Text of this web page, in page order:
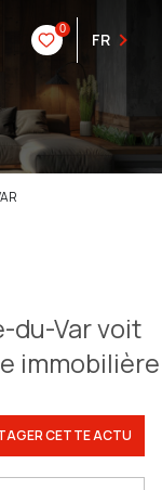
0
FR
du-Var voit
immobilière
CETTE ACTU